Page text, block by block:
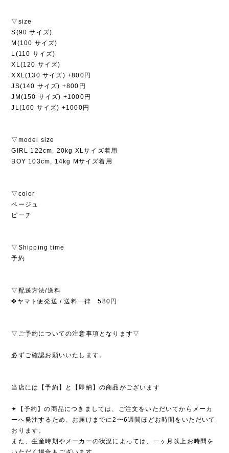
▽size
S(90 サイズ)
M(100 サイズ)
L(110 サイズ)
XL(120 サイズ)
XXL(130 サイズ) +800円
JS(140 サイズ) +800円
JM(150 サイズ) +1000円
JL(160 サイズ) +1000円
▽model size
GIRL 122cm, 20kg XLサイズ着用
BOY 103cm, 14kg Mサイズ着用
▽color
ベージュ
ピーチ
▽Shipping time
予約
▽配送方法/送料
✤ヤマト便発送 / 送料一律 580円
▽ご予約についての注意事項となります▽
必ずご確認お願いいたします。
当店には【予約】と【即納】の商品がございます
✦【予約】の商品につきましては、ご注文をいただいてからメーカ
ーへ発注するため、お届けまでに2〜6週間ほどお時間をいただいて
おります。
また、生産時期やメーカーの状況によっては、一ヶ月以上お時間を